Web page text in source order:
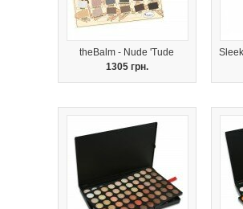
theBalm - Nude 'Tude
1305 грн.